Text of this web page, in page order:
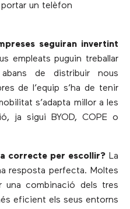
portar un telèfon
seguiran invertint
empleats puguin treballar
de distribuir nous
de l’equip s’ha de tenir
s’adapta millor a les
ja sigui BYOD, COPE o
correcte per escollir?La
resposta perfecta. Moltes
una combinació dels tres
eficient els seus entorns